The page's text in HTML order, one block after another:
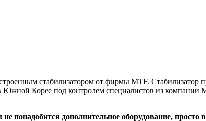
стабилизатором от фирмы MTF. Стабилизатор
Корее под контролем специалистов из компании
понадобится дополнительное оборудование,